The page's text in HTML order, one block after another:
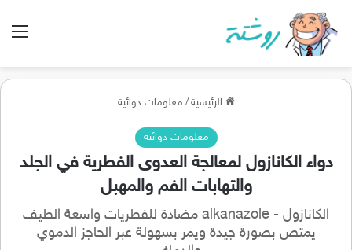
الرئيسية / معلومات دوائية
معلومات دوائية
دواء الكانازول لمعالجة العدوى الفطرية في الجلد
والتهابات الفم والمهبل
الكانازول - alkanazole مضادة للفطريات واسعة الطيف
يمتص بصورة جيدة ويمر بسهولة عبر الحاجز الدموي